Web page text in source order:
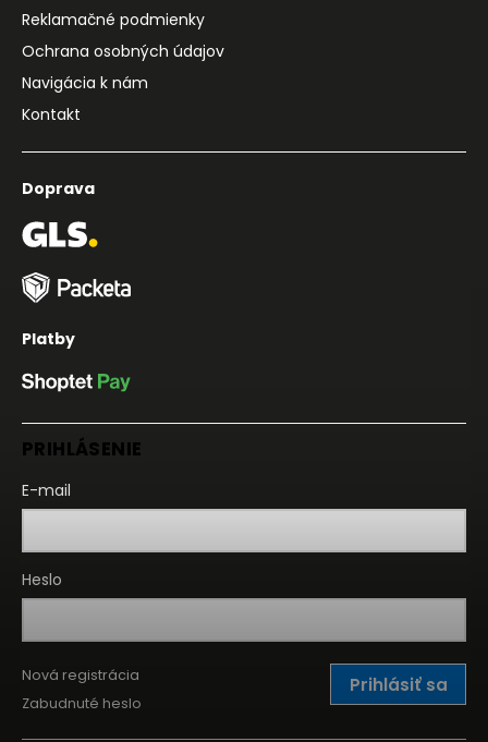
Reklamačné podmienky
Ochrana osobných údajov
Navigácia k nám
Kontakt
Doprava
Platby
PRIHLÁSENIE
E-mail
Heslo
Prihlásiť sa
Nová registrácia
Zabudnuté heslo